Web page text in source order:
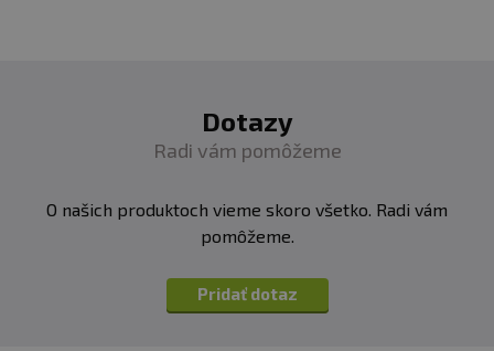
Dotazy
Radi vám pomôžeme
O našich produktoch vieme skoro všetko. Radi vám
pomôžeme.
Pridať dotaz